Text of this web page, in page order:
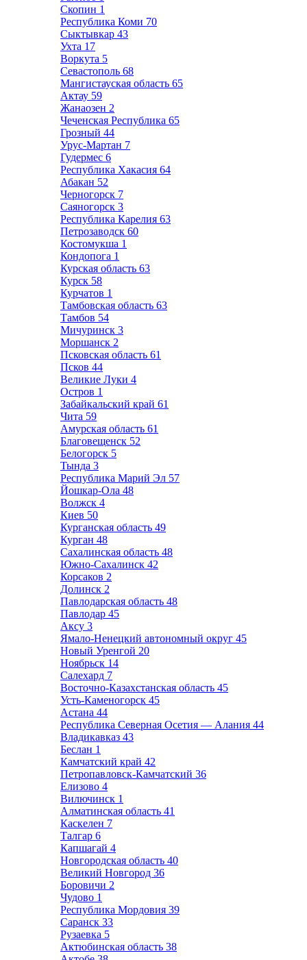
Скопин 1
Республика Коми 70
Сыктывкар 43
Ухта 17
Воркута 5
Севастополь 68
Мангистауская область 65
Актау 59
Жанаозен 2
Чеченская Республика 65
Грозный 44
Урус-Мартан 7
Гудермес 6
Республика Хакасия 64
Абакан 52
Черногорск 7
Саяногорск 3
Республика Карелия 63
Петрозаводск 60
Костомукша 1
Кондопога 1
Курская область 63
Курск 58
Курчатов 1
Тамбовская область 63
Тамбов 54
Мичуринск 3
Моршанск 2
Псковская область 61
Псков 44
Великие Луки 4
Остров 1
Забайкальский край 61
Чита 59
Амурская область 61
Благовещенск 52
Белогорск 5
Тында 3
Республика Марий Эл 57
Йошкар-Ола 48
Волжск 4
Киев 50
Курганская область 49
Курган 48
Сахалинская область 48
Южно-Сахалинск 42
Корсаков 2
Долинск 2
Павлодарская область 48
Павлодар 45
Аксу 3
Ямало-Ненецкий автономный округ 45
Новый Уренгой 20
Ноябрьск 14
Салехард 7
Восточно-Казахстанская область 45
Усть-Каменогорск 45
Астана 44
Республика Северная Осетия — Алания 44
Владикавказ 43
Беслан 1
Камчатский край 42
Петропавловск-Камчатский 36
Елизово 4
Вилючинск 1
Алматинская область 41
Каскелен 7
Талгар 6
Капшагай 4
Новгородская область 40
Великий Новгород 36
Боровичи 2
Чудово 1
Республика Мордовия 39
Саранск 33
Рузаевка 5
Актюбинская область 38